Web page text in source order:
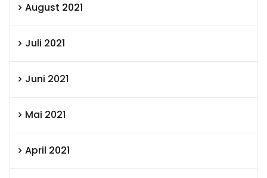
August 2021
Juli 2021
Juni 2021
Mai 2021
April 2021